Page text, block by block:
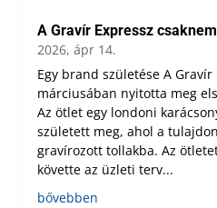
A Gravír Expressz
2026, ápr 14.
Egy brand születése A Gravír
márciusában nyitotta meg
Az ötlet egy londoni
született meg, ahol a
gravírozott tollakba. Az
követte az üzleti terv...
bővebben